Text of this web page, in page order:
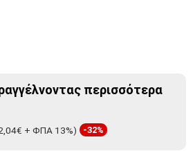
περισσότερα
+ ΦΠΑ 13%) -32%